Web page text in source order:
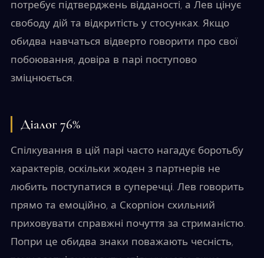
потребує підтверджень відданості, а Лев цінує
свободу дій та відкритість у стосунках. Якщо
обидва навчаться відверто говорити про свої
побоювання, довіра в парі поступово
зміцнюється.
Діалог 76%
Спілкування в цій парі часто нагадує боротьбу
характерів, оскільки жоден з партнерів не
любить поступатися в суперечці. Лев говорить
прямо та емоційно, а Скорпіон схильний
приховувати справжні почуття за стриманістю.
Попри це обидва знаки поважають чесність,